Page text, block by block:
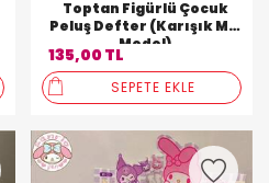
Toptan Figürlü Çocuk
Peluş Defter (Karışık Mix
Model)
135,00 TL
SEPETE EKLE